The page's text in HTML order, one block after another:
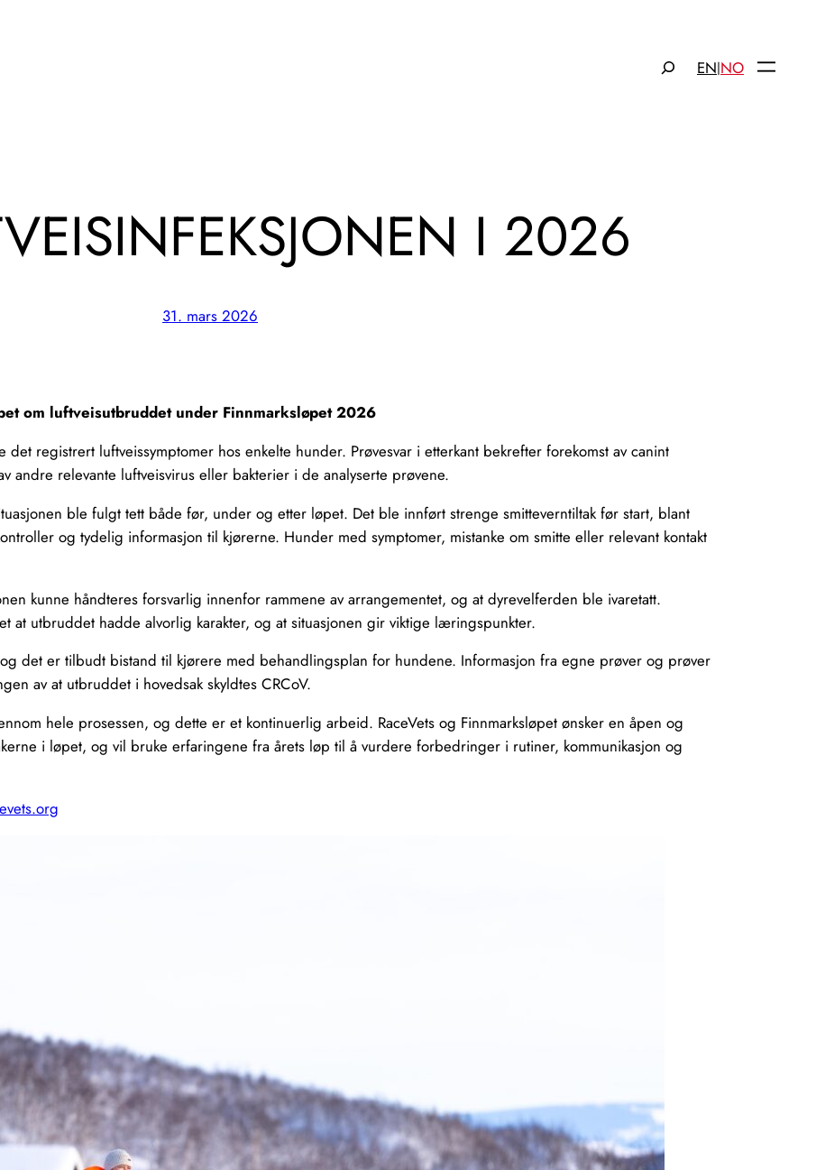
EN|NO
I 2026
31. mars 2026
om luftveisutbruddet under Finnmarksløpet 2026
registrert luftveissymptomer hos enkelte hunder. Prøvesvar i etterkant bekrefter forekomst av canint
andre relevante luftveisvirus eller bakterier i de analyserte prøvene.
ble fulgt tett både før, under og etter løpet. Det ble innført strenge smitteverntiltak før start, blant
og tydelig informasjon til kjørerne. Hunder med symptomer, mistanke om smitte eller relevant kontakt
kunne håndteres forsvarlig innenfor rammene av arrangementet, og at dyrevelferden ble ivaretatt.
at utbruddet hadde alvorlig karakter, og at situasjonen gir viktige læringspunkter.
det er tilbudt bistand til kjørere med behandlingsplan for hundene. Informasjon fra egne prøver og prøver
av at utbruddet i hovedsak skyldtes CRCoV.
hele prosessen, og dette er et kontinuerlig arbeid. RaceVets og Finnmarksløpet ønsker en åpen og
i løpet, og vil bruke erfaringene fra årets løp til å vurdere forbedringer i rutiner, kommunikasjon og